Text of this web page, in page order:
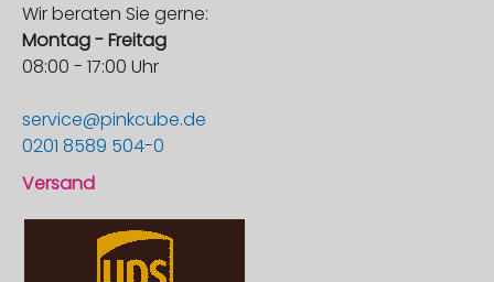
Wir beraten Sie gerne:
Montag - Freitag
08:00 - 17:00 Uhr
service@pinkcube.de
0201 8589 504-0
Versand